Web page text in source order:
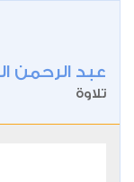
عبد
تلاوة